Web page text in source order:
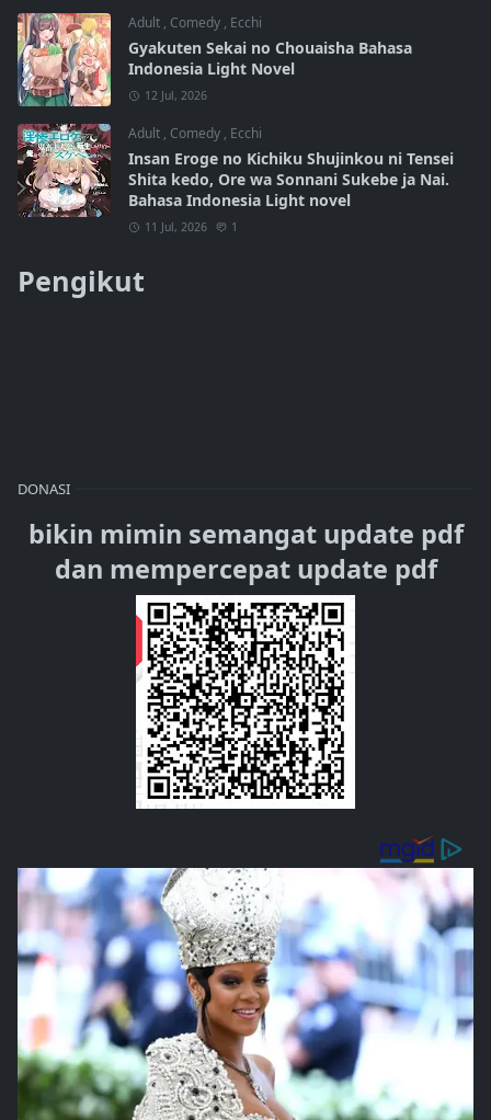
Adult , Comedy , Ecchi
Gyakuten Sekai no Chouaisha Bahasa
Indonesia Light Novel
12 Jul, 2026
Adult , Comedy , Ecchi
Insan Eroge no Kichiku Shujinkou ni Tensei
Shita kedo, Ore wa Sonnani Sukebe ja Nai.
Bahasa Indonesia Light novel
11 Jul, 2026 1
Pengikut
DONASI
bikin mimin semangat update pdf
dan mempercepat update pdf